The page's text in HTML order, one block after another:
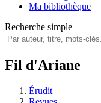
Ma bibliothèque
Recherche simple
Fil d'Ariane
Érudit